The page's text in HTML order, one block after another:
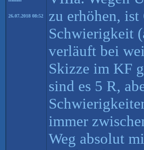
26.07.2018 08:52
zu erhöhen,
Schwierigkeit
verläuft bei
Skizze im KF
sind es 5 R,
immer
Weg absolut